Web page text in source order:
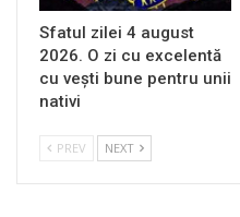
Sfatul zilei 4 august
2026. O zi cu excelentă
cu vești bune pentru unii
nativi
PREV NEXT